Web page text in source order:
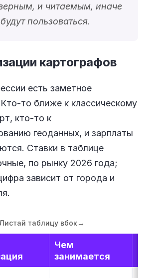
и читаемым, иначе
пользоваться.
картографов
есть заметное
то ближе к классическому
кто-то к
геоданных, и зарплаты
Ставки в таблице
по рынку 2026 года;
зависит от города и
Листай таблицу вбок→
Чем
занимается